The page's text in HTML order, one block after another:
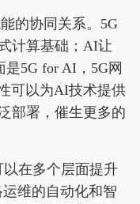
的协同关系。5G
计算基础；AI让
5G for AI，5G网
可以为AI技术提供
部署，催生更多的
在多个层面提升
维的自动化和智